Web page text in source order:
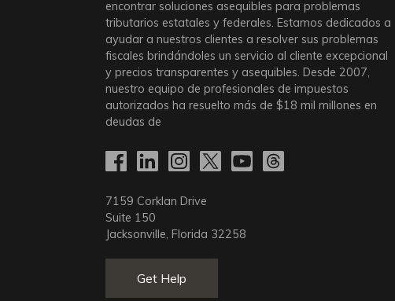
encontrar soluciones asequibles para problemas
tributarios estatales y federales. Estamos dedicados a
ayudar a nuestros clientes a resolver sus problemas
fiscales brindándoles un servicio al cliente excepcional
y precios transparentes y asequibles. Desde 2007,
nuestro equipo de profesionales de impuestos
autorizados ha resuelto más de$18 mil millones en
deudas de
7159 Corklan Drive
Suite 150
Jacksonville, Florida 32258
Get Help